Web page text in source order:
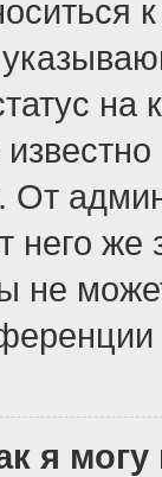
От
него же
не
я